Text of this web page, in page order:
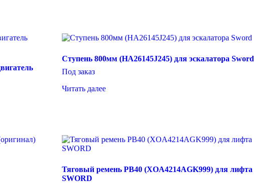
Ступень 800мм (HA26145J245) для эскалатора Sword
Под заказ
Читать далее
Тяговый ремень PB40 (XOA4214AGK999) для лифта
SWORD